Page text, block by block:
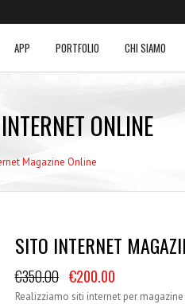
APP PORTFOLIO CHI SIAMO
ONLINE
Magazine Online
SITO INTERNET
€350.00 €200.00
Realizziamo siti internet per